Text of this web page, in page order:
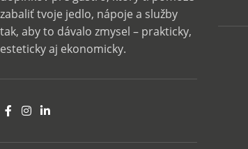
zabaliť tvoje jedlo, nápoje a služby
tak, aby to dávalo zmysel – prakticky,
esteticky aj ekonomicky.